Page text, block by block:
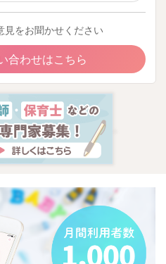
見をお聞かせください
合わせはこちら